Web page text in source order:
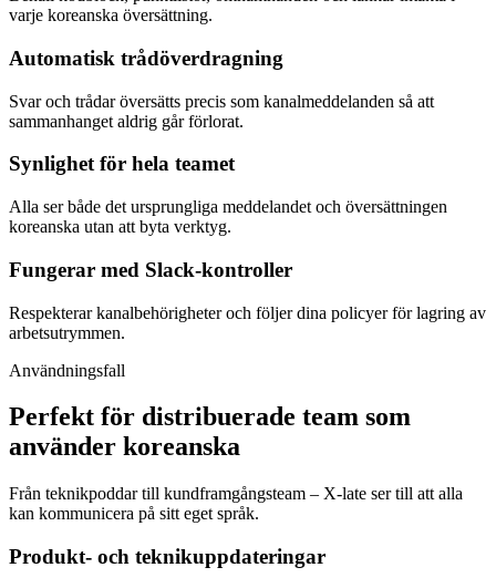
varje koreanska översättning.
Automatisk trådöverdragning
Svar och trådar översätts precis som kanalmeddelanden så att
sammanhanget aldrig går förlorat.
Synlighet för hela teamet
Alla ser både det ursprungliga meddelandet och översättningen
koreanska utan att byta verktyg.
Fungerar med Slack-kontroller
Respekterar kanalbehörigheter och följer dina policyer för lagring av
arbetsutrymmen.
Användningsfall
Perfekt för distribuerade team som
använder koreanska
Från teknikpoddar till kundframgångsteam – X-late ser till att alla
kan kommunicera på sitt eget språk.
Produkt- och teknikuppdateringar